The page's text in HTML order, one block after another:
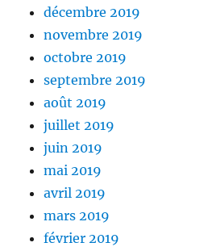
décembre 2019
novembre 2019
octobre 2019
septembre 2019
août 2019
juillet 2019
juin 2019
mai 2019
avril 2019
mars 2019
février 2019